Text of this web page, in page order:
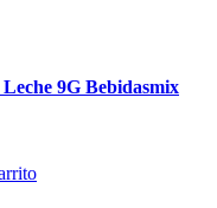
9G Bebidasmix